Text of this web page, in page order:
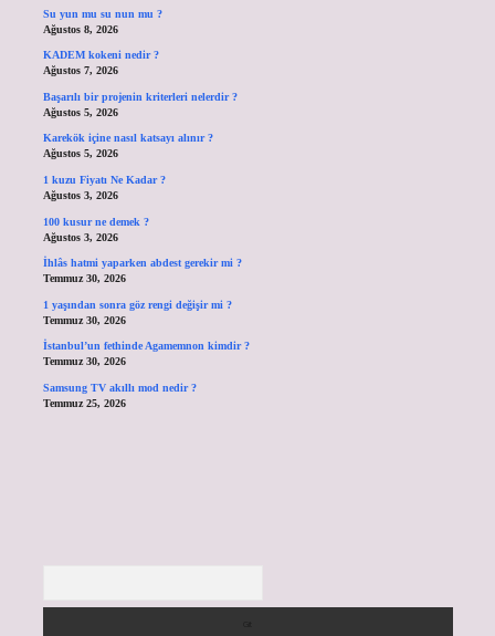
Su yun mu su nun mu ?
Ağustos 8, 2026
KADEM kokeni nedir ?
Ağustos 7, 2026
Başarılı bir projenin kriterleri nelerdir ?
Ağustos 5, 2026
Karekök içine nasıl katsayı alınır ?
Ağustos 5, 2026
1 kuzu Fiyatı Ne Kadar ?
Ağustos 3, 2026
100 kusur ne demek ?
Ağustos 3, 2026
İhlâs hatmi yaparken abdest gerekir mi ?
Temmuz 30, 2026
1 yaşından sonra göz rengi değişir mi ?
Temmuz 30, 2026
İstanbul’un fethinde Agamemnon kimdir ?
Temmuz 30, 2026
Samsung TV akıllı mod nedir ?
Temmuz 25, 2026